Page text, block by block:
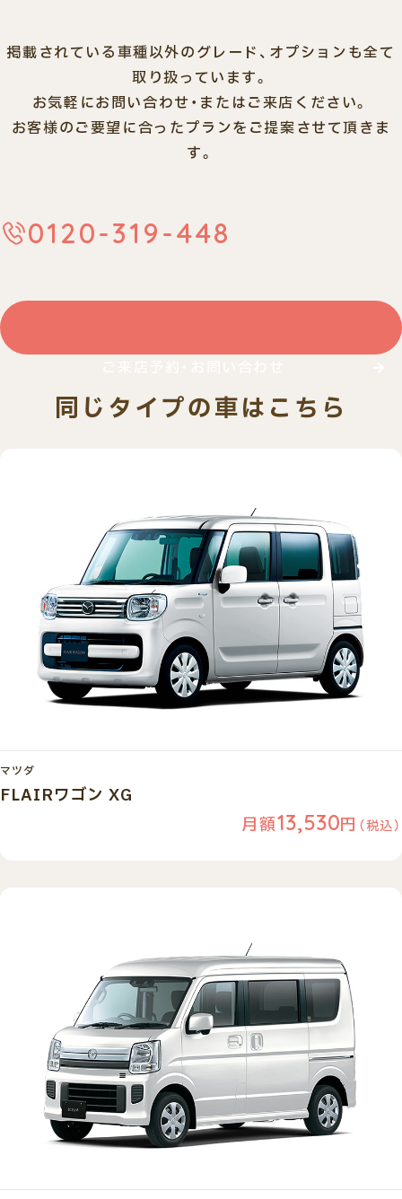
掲載されている車種以外のグレード、オプションも全て
取り扱っています。
お気軽にお問い合わせ・またはご来店ください。
お客様のご要望に合ったプランをご提案させて頂きま
す。
0120-319-448
同じタイプの車はこちら
マツダ
FLAIRワゴン XG
月額13,530円 （税込）